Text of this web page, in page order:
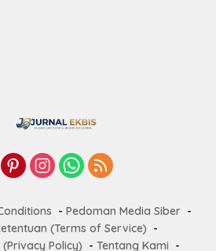
Pedoman Media Siber
(Terms of Service)
Policy)
Tentang Kami